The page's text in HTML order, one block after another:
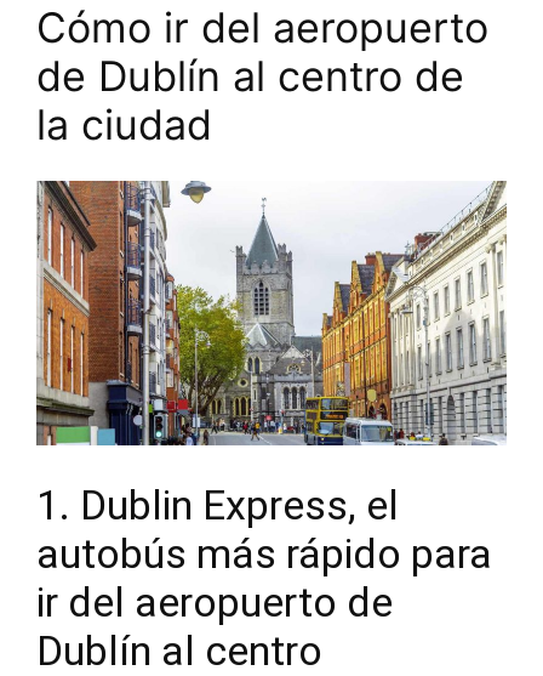
Cómo ir del aeropuerto
de Dublín al centro de
la ciudad
1. Dublin Express, el
autobús más rápido para
ir del aeropuerto de
Dublín al centro